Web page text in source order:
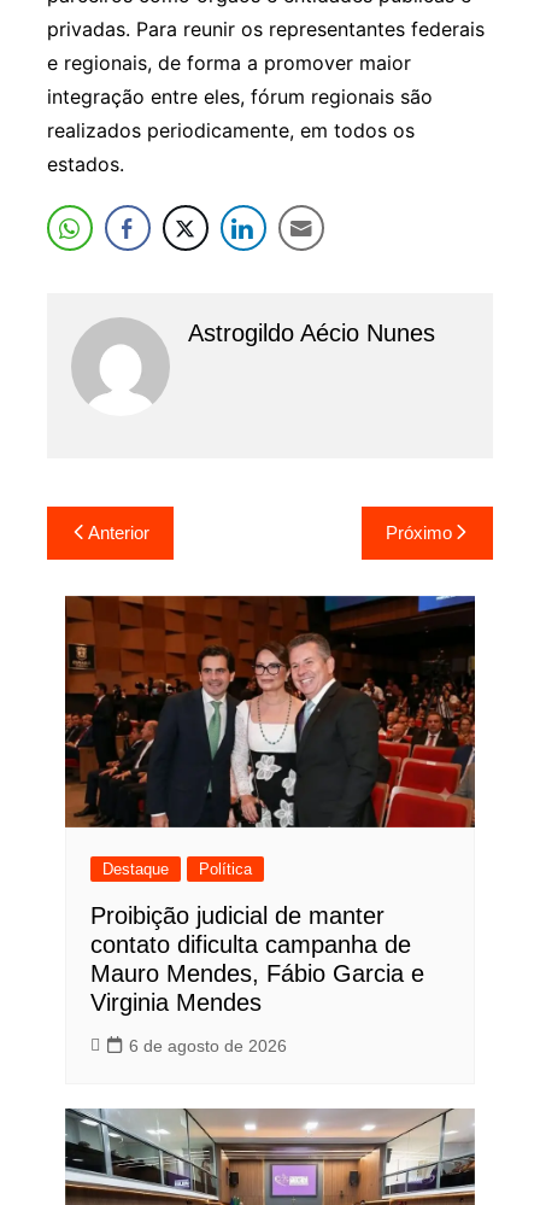
privadas. Para reunir os representantes federais
e regionais, de forma a promover maior
integração entre eles, fórum regionais são
realizados periodicamente, em todos os
estados.
Astrogildo Aécio Nunes
Navegação
de
Post
Anterior Próximo
Destaque Política
Proibição judicial de manter
contato dificulta campanha de
Mauro Mendes, Fábio Garcia e
Virginia Mendes
6 de agosto de 2026